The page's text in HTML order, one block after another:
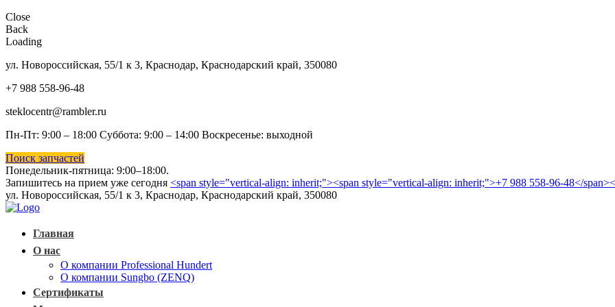
Close
Back
Loading
ул. Новороссийская, 55/1 к 3, Краснодар, Краснодарский край, 350080
+7 988 558-96-48
steklocentr@rambler.ru
Пн-Пт: 9:00 – 18:00 Суббота: 9:00 – 14:00 Воскресенье: выходной
Поиск запчастей
Понедельник-пятница: 9:00–18:00.
Запишитесь на прием уже сегодня <span style="vertical-align: inherit;"><span style="vertical-align: inherit;">+7 988 558-96-48</
ул. Новороссийская, 55/1 к 3, Краснодар, Краснодарский край, 350080
Главная
О нас
О компании Professional Hundert
О компании Sungbo (ZENQ)
Сертификаты